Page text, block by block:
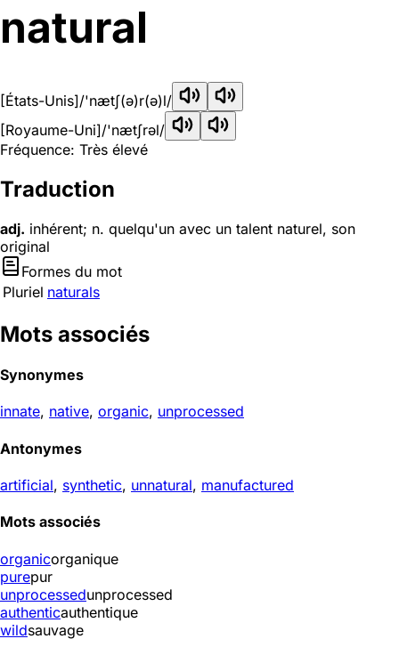
natural
[États-Unis]/'nætʃ(ə)r(ə)l/
[Royaume-Uni]/'nætʃrəl/
Fréquence: Très élevé
Traduction
adj. inhérent; n. quelqu'un avec un talent naturel, son
original
Formes du mot
Pluriel naturals
Mots associés
Synonymes
innate, native, organic, unprocessed
Antonymes
artificial, synthetic, unnatural, manufactured
Mots associés
organicorganique
purepur
unprocessedunprocessed
authenticauthentique
wildsauvage